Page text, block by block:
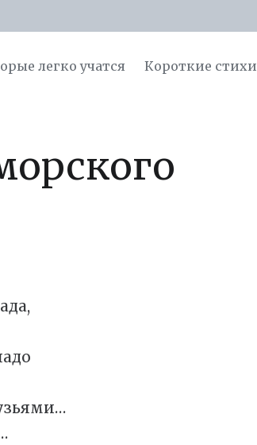
легко учатся Короткие стихи